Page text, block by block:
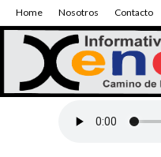
Home Nosotros Contacto